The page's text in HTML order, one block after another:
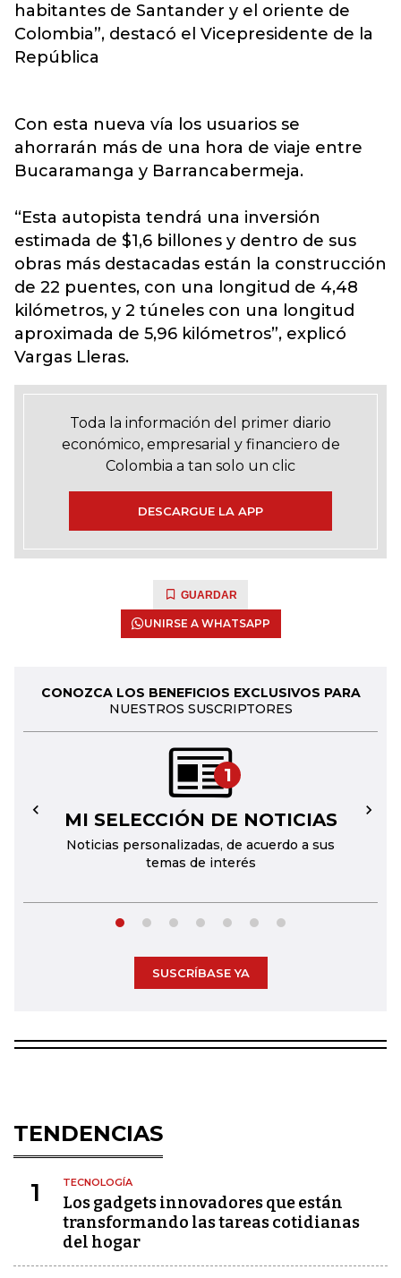
habitantes de Santander y el oriente de
Colombia”, destacó el Vicepresidente de la
República
Con esta nueva vía los usuarios se
ahorrarán más de una hora de viaje entre
Bucaramanga y Barrancabermeja.
“Esta autopista tendrá una inversión
estimada de $1,6 billones y dentro de sus
obras más destacadas están la construcción
de 22 puentes, con una longitud de 4,48
kilómetros, y 2 túneles con una longitud
aproximada de 5,96 kilómetros”, explicó
Vargas Lleras.
Toda la información del primer diario
económico, empresarial y financiero de
Colombia a tan solo un clic
DESCARGUE LA APP
GUARDAR
UNIRSE A WHATSAPP
CONOZCA LOS BENEFICIOS EXCLUSIVOS PARA
NUESTROS SUSCRIPTORES
1
MI SELECCIÓN DE NOTICIAS
Noticias personalizadas, de acuerdo a sus
temas de interés
← →
SUSCRÍBASE YA
TENDENCIAS
1 TECNOLOGÍA
Los gadgets innovadores que están
transformando las tareas cotidianas
del hogar